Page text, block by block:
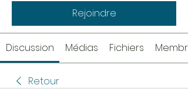
Rejoindre
Discussion Médias Fichiers
Retour